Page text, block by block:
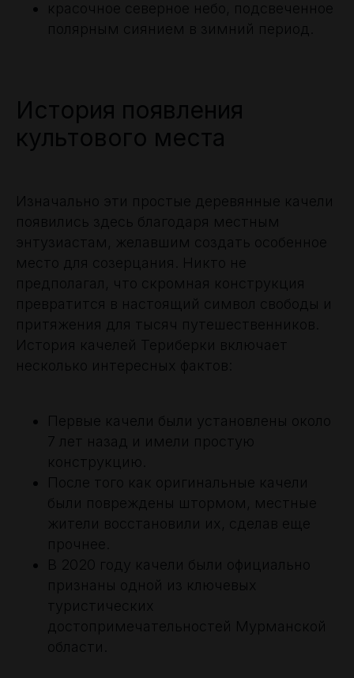
красочное северное небо, подсвеченное
полярным сиянием в зимний период.
История появления
культового места
Изначально эти простые деревянные качели
появились здесь благодаря местным
энтузиастам, желавшим создать особенное
место для созерцания. Никто не
предполагал, что скромная конструкция
превратится в настоящий символ свободы и
притяжения для тысяч путешественников.
История качелей Териберки включает
несколько интересных фактов:
Первые качели были установлены около
7 лет назад и имели простую
конструкцию.
После того как оригинальные качели
были повреждены штормом, местные
жители восстановили их, сделав еще
прочнее.
В 2020 году качели были официально
признаны одной из ключевых
туристических
достопримечательностей Мурманской
области.